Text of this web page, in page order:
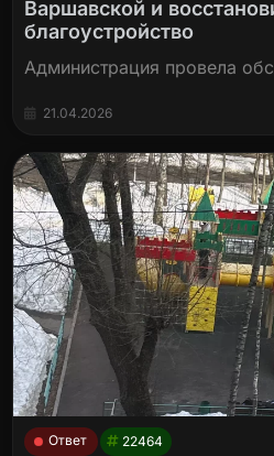
Варшавской и
благоустройство
Администрация провела
21.04.2026
Ответ 22464